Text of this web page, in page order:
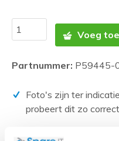
Voeg
Partnummer: P59445-
Foto's zijn ter
probeert dit zo
Disclaimer: